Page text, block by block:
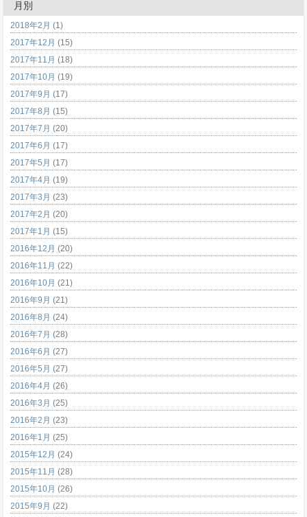
月別
2018年2月 (1)
2017年12月 (15)
2017年11月 (18)
2017年10月 (19)
2017年9月 (17)
2017年8月 (15)
2017年7月 (20)
2017年6月 (17)
2017年5月 (17)
2017年4月 (19)
2017年3月 (23)
2017年2月 (20)
2017年1月 (15)
2016年12月 (20)
2016年11月 (22)
2016年10月 (21)
2016年9月 (21)
2016年8月 (24)
2016年7月 (28)
2016年6月 (27)
2016年5月 (27)
2016年4月 (26)
2016年3月 (25)
2016年2月 (23)
2016年1月 (25)
2015年12月 (24)
2015年11月 (28)
2015年10月 (26)
2015年9月 (22)